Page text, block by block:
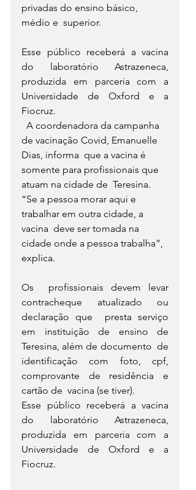
privadas do ensino básico,
médio e  superior.
Esse público receberá a vacina
do laboratório Astrazeneca,
produzida em parceria com a
Universidade de Oxford e a
Fiocruz.
de vacinação Covid, Emanuelle
Dias, informa  que a vacina é
somente para profissionais que
atuam na cidade de  Teresina.
“Se a pessoa morar aqui e
trabalhar em outra cidade, a
vacina  deve ser tomada na
cidade onde a pessoa trabalha”,
explica.
Os  profissionais devem levar
contracheque atualizado ou
declaração que  presta serviço
em instituição de ensino de
Teresina, além de documento  de
identificação com foto, cpf,
comprovante de residência e
cartão de  vacina (se tiver).
Esse público receberá a vacina
do laboratório Astrazeneca,
produzida em parceria com a
Universidade de Oxford e a
Fiocruz.